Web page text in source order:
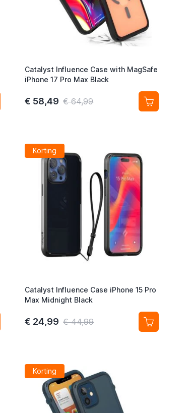
Catalyst Influence Case with MagSafe
iPhone 17 Pro Max Black
€ 58,49 € 64,99
Korting
Catalyst Influence Case iPhone 15 Pro
Max Midnight Black
€ 24,99 € 44,99
Korting